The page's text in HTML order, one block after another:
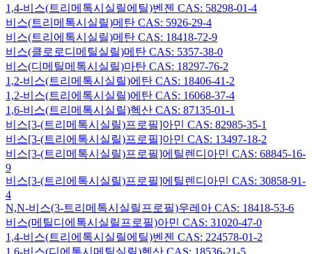
1,4-비스(트리메톡시실릴에틸)벤젠 CAS: 58298-01-4
비스(트리메톡시실릴)메탄 CAS: 5926-29-4
비스(트리에톡시실릴)메탄 CAS: 18418-72-9
비스(클로로디메틸실릴)메탄 CAS: 5357-38-0
비스(디메틸메톡시실릴)마탄 CAS: 18297-76-2
1,2-비스(트리메톡시실릴)에탄 CAS: 18406-41-2
1,2-비스(트리에톡시실릴)에탄 CAS: 16068-37-4
1,6-비스(트리메톡시실릴)헥산 CAS: 87135-01-1
비스[3-(트리메톡시실릴)프로필]아민 CAS: 82985-35-1
비스[3-(트리에톡시실릴)프로필]아민 CAS: 13497-18-2
비스[3-(트리메톡시실릴)프로필]에틸렌디아민 CAS: 68845-16-
9
비스[3-(트리에톡시실릴)프로필]에틸렌디아민 CAS: 30858-91-
4
N,N-비스(3-트리메톡시실릴프로필)우레아 CAS: 18418-53-6
비스(메틸디에톡시실릴프로필)아민 CAS: 31020-47-0
1,4-비스(트리에톡시실릴에틸)벤젠 CAS: 224578-01-2
1,6-비스(디에톡시메틸실릴)헥산 CAS: 18536-21-5